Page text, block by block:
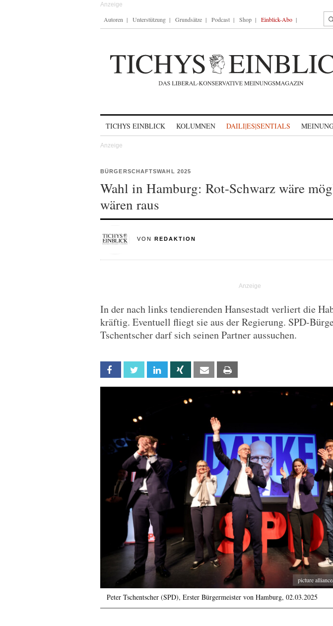
Autoren Unterstützung Grundsätze Podcast Shop Einblick-Abo
TICHYS EINBLICK KOLUMNEN DAILI|ES|SENTIALS
BÜRGERSCHAFTSWAHL 2025
Wahl in Hamburg: Rot-Schwarz wäre
wären raus
VON REDAKTION
In der nach links tendierenden Hansestadt verliert die
kräftig. Eventuell fliegt sie aus der Regierung. SPD-
Tschentscher darf sich seinen Partner aussuchen.
Facebook Twitter Linkedin Xing Email
picture
Peter Tschentscher (SPD), Erster Bürgermeister von Hamburg, 02.03.2025